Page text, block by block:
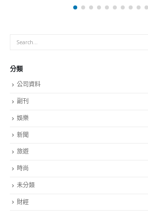
分類
公司資料
副刊
娛樂
新聞
旅遊
時尚
未分類
財經